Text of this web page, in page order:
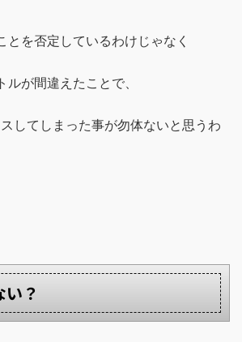
とを否定しているわけじゃなく
が間違えたことで、
してしまった事が勿体ないと思うわ
？